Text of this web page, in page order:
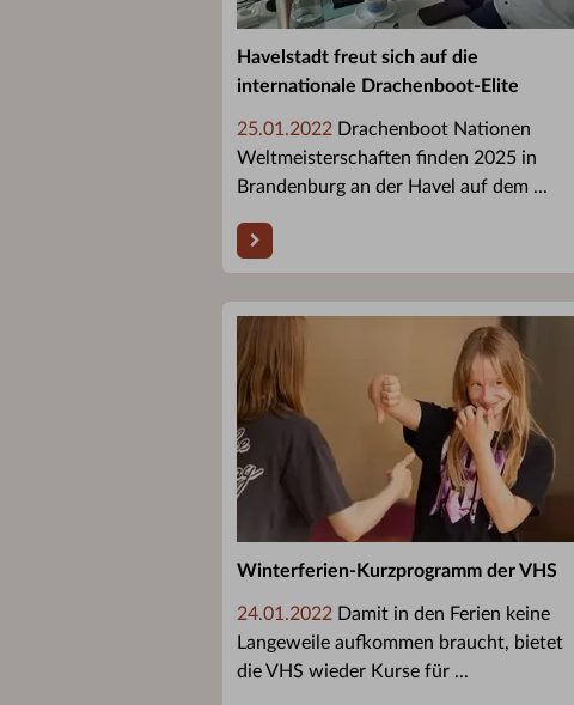
Havelstadt freut sich auf die
internationale Drachenboot-Elite
25.01.2022 Drachenboot Nationen
Weltmeisterschaften finden 2025 in
Brandenburg an der Havel auf dem ...
Winterferien-Kurzprogramm der VHS
24.01.2022 Damit in den Ferien keine
Langeweile aufkommen braucht, bietet
die VHS wieder Kurse für ...